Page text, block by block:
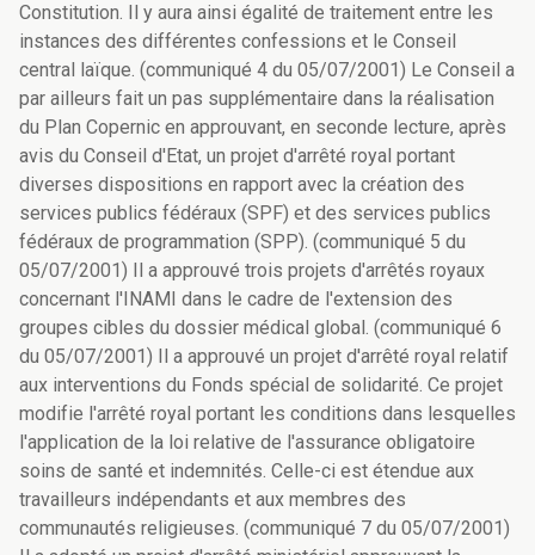
Constitution. Il y aura ainsi égalité de traitement entre les
instances des différentes confessions et le Conseil
central laïque. (communiqué 4 du 05/07/2001) Le Conseil a
par ailleurs fait un pas supplémentaire dans la réalisation
du Plan Copernic en approuvant, en seconde lecture, après
avis du Conseil d'Etat, un projet d'arrêté royal portant
diverses dispositions en rapport avec la création des
services publics fédéraux (SPF) et des services publics
fédéraux de programmation (SPP). (communiqué 5 du
05/07/2001) Il a approuvé trois projets d'arrêtés royaux
concernant l'INAMI dans le cadre de l'extension des
groupes cibles du dossier médical global. (communiqué 6
du 05/07/2001) Il a approuvé un projet d'arrêté royal relatif
aux interventions du Fonds spécial de solidarité. Ce projet
modifie l'arrêté royal portant les conditions dans lesquelles
l'application de la loi relative de l'assurance obligatoire
soins de santé et indemnités. Celle-ci est étendue aux
travailleurs indépendants et aux membres des
communautés religieuses. (communiqué 7 du 05/07/2001)